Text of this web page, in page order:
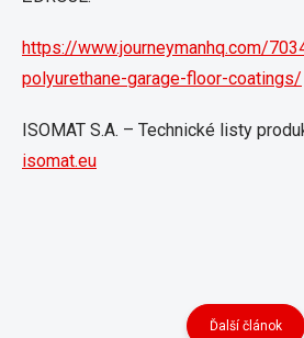
https://www.journeymanhq.com/
polyurethane-garage-floor-coatings/
ISOMAT S.A. – Technické listy
isomat.eu
Ďalší článok